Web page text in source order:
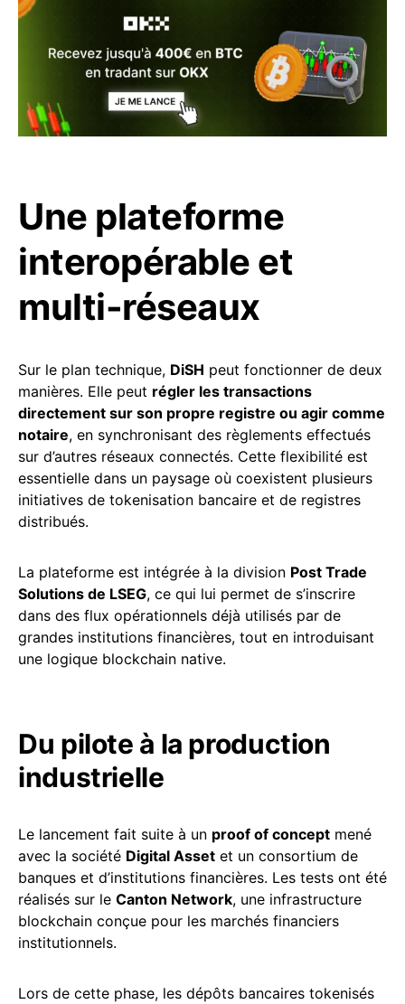
Une plateforme
interopérable et
multi-réseaux
Sur le plan technique, DiSH peut fonctionner de deux
manières. Elle peut régler les transactions
directement sur son propre registre ou agir comme
notaire, en synchronisant des règlements effectués
sur d’autres réseaux connectés. Cette flexibilité est
essentielle dans un paysage où coexistent plusieurs
initiatives de tokenisation bancaire et de registres
distribués.
La plateforme est intégrée à la division Post Trade
Solutions de LSEG, ce qui lui permet de s’inscrire
dans des flux opérationnels déjà utilisés par de
grandes institutions financières, tout en introduisant
une logique blockchain native.
Du pilote à la production
industrielle
Le lancement fait suite à un proof of concept mené
avec la société Digital Asset et un consortium de
banques et d’institutions financières. Les tests ont été
réalisés sur le Canton Network, une infrastructure
blockchain conçue pour les marchés financiers
institutionnels.
Lors de cette phase, les dépôts bancaires tokenisés